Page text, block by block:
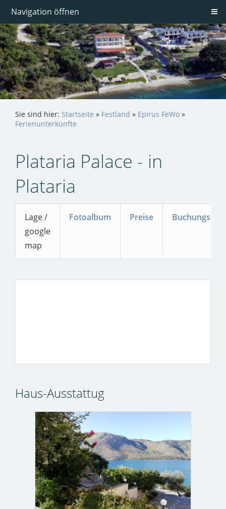
Navigation öffnen
Sie sind hier: Startseite » Festland » Epirus FeWo »
Ferienunterkünfte
Plataria Palace - in
Plataria
Lage /
google
map
Fotoalbum Preise
Haus-Ausstattug